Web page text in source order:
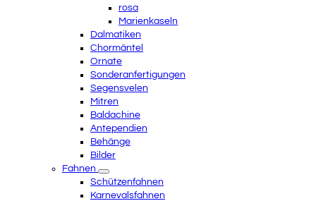
rosa
Marienkaseln
Dalmatiken
Chormäntel
Ornate
Sonderanfertigungen
Segensvelen
Mitren
Baldachine
Antependien
Behänge
Bilder
Fahnen
Schützenfahnen
Karnevalsfahnen